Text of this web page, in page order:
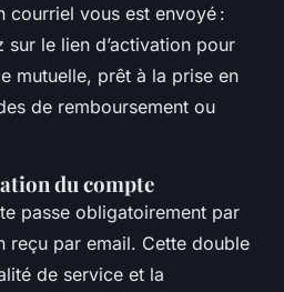
courriel vous est envoyé :
le lien d’activation pour
mutuelle, prêt à la prise en
de remboursement ou
du compte
passe obligatoirement par
reçu par email. Cette double
de service et la